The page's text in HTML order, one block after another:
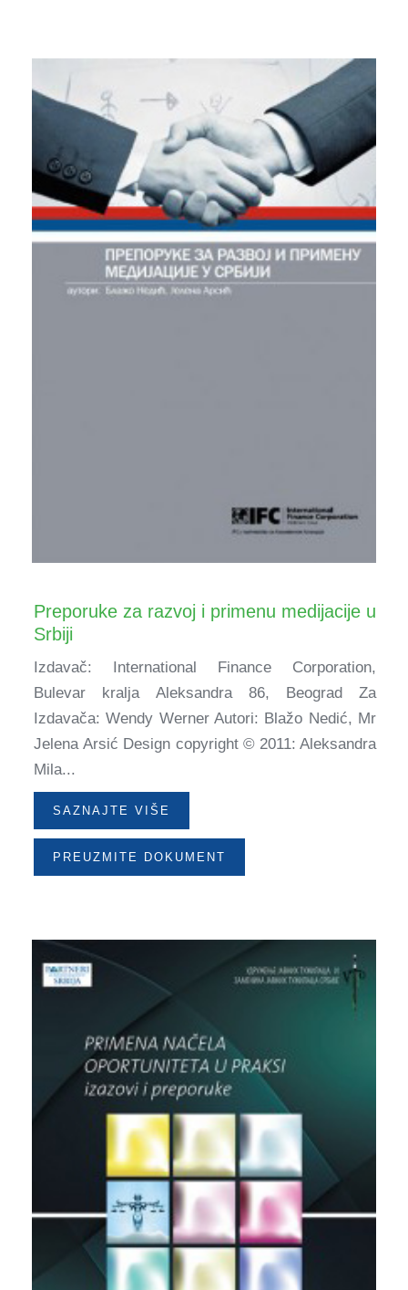
Preporuke za razvoj i primenu medijacije u
Srbiji
Izdavač: International Finance Corporation,
Bulevаr krаljа Aleksаndrа 86, Beogrаd Za
Izdavača: Wendy Werner Autori: Blаžo Nedić, Mr
Jelenа Arsić Design copyright © 2011: Aleksаndrа
Milа...
SAZNAJTE VIŠE
PREUZMITE DOKUMENT